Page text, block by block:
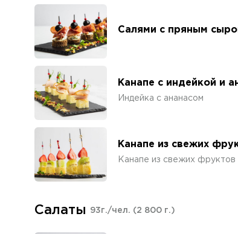
Салями с пряным
Канапе с индейкой и
Индейка с ананасом
Канапе из свежих
Канапе из свежих фруктов
Салаты 93г./чел. (2 800 г.)